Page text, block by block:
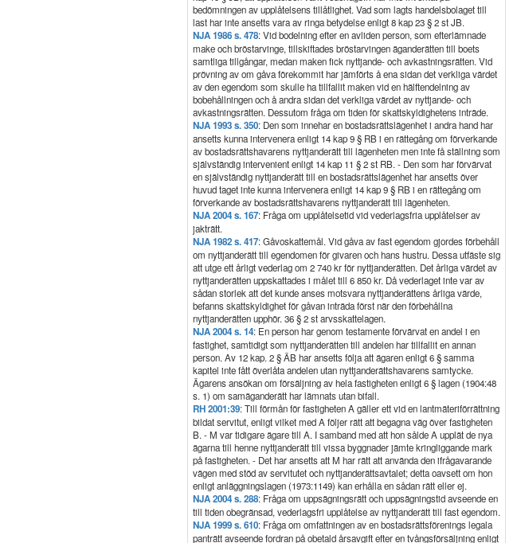
bedömningen av upplåtelsens tillåtlighet. Vad som lagts handelsbolaget till
last har inte ansetts vara av ringa betydelse enligt 8 kap 23 § 2 st JB.
NJA 1986 s. 478: Vid bodelning efter en avliden person, som efterlämnade
make och bröstarvinge, tillskiftades bröstarvingen äganderätten till boets
samtliga tillgångar, medan maken fick nyttjande- och avkastningsrätten. Vid
prövning av om gåva förekommit har jämförts å ena sidan det verkliga värdet
av den egendom som skulle ha tillfallit maken vid en hälftendelning av
bobehållningen och å andra sidan det verkliga värdet av nyttjande- och
avkastningsrätten. Dessutom fråga om tiden för skattskyldighetens inträde.
NJA 1993 s. 350: Den som innehar en bostadsrättslägenhet i andra hand har
ansetts kunna intervenera enligt 14 kap 9 § RB i en rättegång om förverkande
av bostadsrättshavarens nyttjanderätt till lägenheten men inte få ställning som
självständig intervenient enligt 14 kap 11 § 2 st RB. - Den som har förvärvat
en självständig nyttjanderätt till en bostadsrättslägenhet har ansetts över
huvud taget inte kunna intervenera enligt 14 kap 9 § RB i en rättegång om
förverkande av bostadsrättshavarens nyttjanderätt till lägenheten.
NJA 2004 s. 167: Fråga om upplåtelsetid vid vederlagsfria upplåtelser av
jakträtt.
NJA 1982 s. 417: Gåvoskattemål. Vid gåva av fast egendom gjordes förbehåll
om nyttjanderätt till egendomen för givaren och hans hustru. Dessa utfäste sig
att utge ett årligt vederlag om 2 740 kr för nyttjanderätten. Det årliga värdet av
nyttjanderätten uppskattades i målet till 6 850 kr. Då vederlaget inte var av
sådan storlek att det kunde anses motsvara nyttjanderättens årliga värde,
befanns skattskyldighet för gåvan inträda först när den förbehållna
nyttjanderätten upphör. 36 § 2 st arvsskattelagen.
NJA 2004 s. 14: En person har genom testamente förvärvat en andel i en
fastighet, samtidigt som nyttjanderätten till andelen har tillfallit en annan
person. Av 12 kap. 2 § ÄB har ansetts följa att ägaren enligt 6 § samma
kapitel inte fått överlåta andelen utan nyttjanderättshavarens samtycke.
Ägarens ansökan om försäljning av hela fastigheten enligt 6 § lagen (1904:48
s. 1) om samäganderätt har lämnats utan bifall.
RH 2001:39: Till förmån för fastigheten A gäller ett vid en lantmäteriförrättning
bildat servitut, enligt vilket med A följer rätt att begagna väg över fastigheten
B. - M var tidigare ägare till A. I samband med att hon sålde A upplät de nya
ägarna till henne nyttjanderätt till vissa byggnader jämte kringliggande mark
på fastigheten. - Det har ansetts att M har rätt att använda den ifrågavarande
vägen med stöd av servitutet och nyttjanderättsavtalet; detta oavsett om hon
enligt anläggningslagen (1973:1149) kan erhålla en sådan rätt eller ej.
NJA 2004 s. 288: Fråga om uppsägningsrätt och uppsägningstid avseende en
till tiden obegränsad, vederlagsfri upplåtelse av nyttjanderätt till fast egendom.
NJA 1999 s. 610: Fråga om omfattningen av en bostadsrättsförenings legala
panträtt avseende fordran på obetald årsavgift efter en tvångsförsäljning enligt